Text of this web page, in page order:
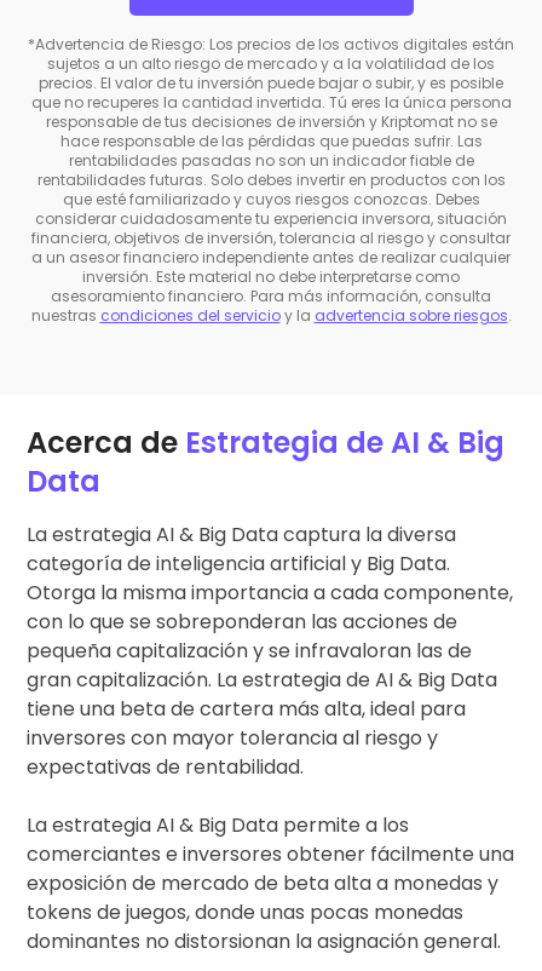
*Advertencia de Riesgo: Los precios de los activos digitales están
sujetos a un alto riesgo de mercado y a la volatilidad de los
precios. El valor de tu inversión puede bajar o subir, y es posible
que no recuperes la cantidad invertida. Tú eres la única persona
responsable de tus decisiones de inversión y Kriptomat no se
hace responsable de las pérdidas que puedas sufrir. Las
rentabilidades pasadas no son un indicador fiable de
rentabilidades futuras. Solo debes invertir en productos con los
que esté familiarizado y cuyos riesgos conozcas. Debes
considerar cuidadosamente tu experiencia inversora, situación
financiera, objetivos de inversión, tolerancia al riesgo y consultar
a un asesor financiero independiente antes de realizar cualquier
inversión. Este material no debe interpretarse como
asesoramiento financiero. Para más información, consulta
nuestras condiciones del servicioy la advertencia sobre riesgos.
Acerca de Estrategia de AI & Big
Data
La estrategia AI & Big Data captura la diversa
categoría de inteligencia artificial y Big Data.
Otorga la misma importancia a cada componente,
con lo que se sobreponderan las acciones de
pequeña capitalización y se infravaloran las de
gran capitalización. La estrategia de AI & Big Data
tiene una beta de cartera más alta, ideal para
inversores con mayor tolerancia al riesgo y
expectativas de rentabilidad.
La estrategia AI & Big Data permite a los
comerciantes e inversores obtener fácilmente una
exposición de mercado de beta alta a monedas y
tokens de juegos, donde unas pocas monedas
dominantes no distorsionan la asignación general.